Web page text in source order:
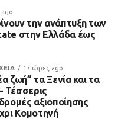
την ανάπτυξη των
στην Ελλάδα έως
17 ώρες ago
ζωή” τα Ξενία και τα
Τέσσερις
αξιοποίησης
Κομοτηνή